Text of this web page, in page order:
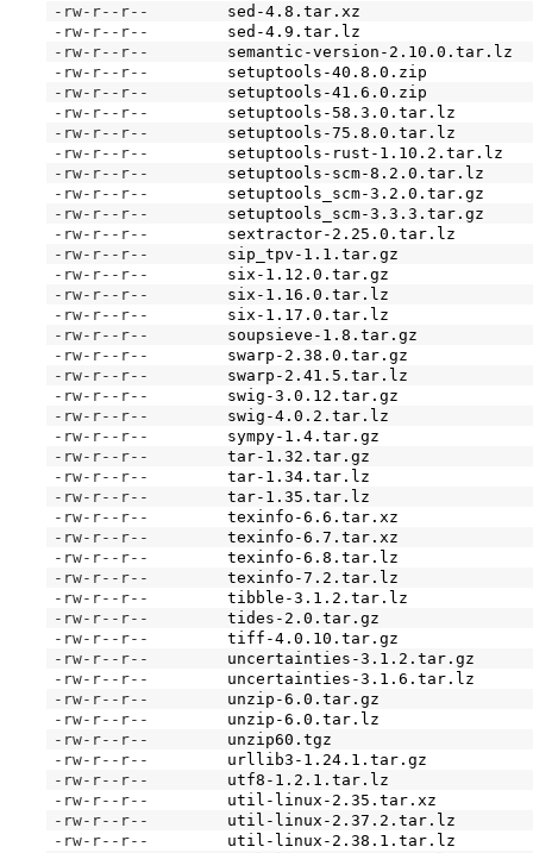
-rw-r--r--
sed-4.8.tar.xz
-rw-r--r--
sed-4.9.tar.lz
-rw-r--r--
semantic-version-2.10.0.tar.lz
-rw-r--r--
setuptools-40.8.0.zip
-rw-r--r--
setuptools-41.6.0.zip
-rw-r--r--
setuptools-58.3.0.tar.lz
-rw-r--r--
setuptools-75.8.0.tar.lz
-rw-r--r--
setuptools-rust-1.10.2.tar.lz
-rw-r--r--
setuptools-scm-8.2.0.tar.lz
-rw-r--r--
setuptools_scm-3.2.0.tar.gz
-rw-r--r--
setuptools_scm-3.3.3.tar.gz
-rw-r--r--
sextractor-2.25.0.tar.lz
-rw-r--r--
sip_tpv-1.1.tar.gz
-rw-r--r--
six-1.12.0.tar.gz
-rw-r--r--
six-1.16.0.tar.lz
-rw-r--r--
six-1.17.0.tar.lz
-rw-r--r--
soupsieve-1.8.tar.gz
-rw-r--r--
swarp-2.38.0.tar.gz
-rw-r--r--
swarp-2.41.5.tar.lz
-rw-r--r--
swig-3.0.12.tar.gz
-rw-r--r--
swig-4.0.2.tar.lz
-rw-r--r--
sympy-1.4.tar.gz
-rw-r--r--
tar-1.32.tar.gz
-rw-r--r--
tar-1.34.tar.lz
-rw-r--r--
tar-1.35.tar.lz
-rw-r--r--
texinfo-6.6.tar.xz
-rw-r--r--
texinfo-6.7.tar.xz
-rw-r--r--
texinfo-6.8.tar.lz
-rw-r--r--
texinfo-7.2.tar.lz
-rw-r--r--
tibble-3.1.2.tar.lz
-rw-r--r--
tides-2.0.tar.gz
-rw-r--r--
tiff-4.0.10.tar.gz
-rw-r--r--
uncertainties-3.1.2.tar.gz
-rw-r--r--
uncertainties-3.1.6.tar.lz
-rw-r--r--
unzip-6.0.tar.gz
-rw-r--r--
unzip-6.0.tar.lz
-rw-r--r--
unzip60.tgz
-rw-r--r--
urllib3-1.24.1.tar.gz
-rw-r--r--
utf8-1.2.1.tar.lz
-rw-r--r--
util-linux-2.35.tar.xz
-rw-r--r--
util-linux-2.37.2.tar.lz
-rw-r--r--
util-linux-2.38.1.tar.lz